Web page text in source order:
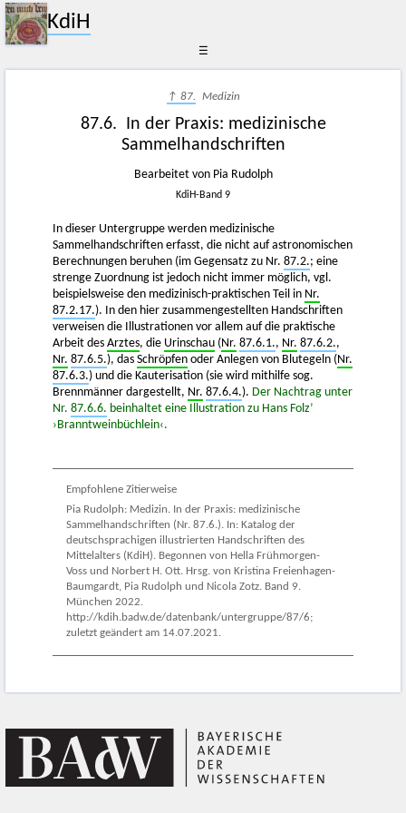
KdiH
☰
↑ 87. Medizin
87.6. In der Praxis: medizinische
Sammelhandschriften
Bearbeitet von Pia Rudolph
KdiH-Band 9
In dieser Untergruppe werden medizinische
Sammelhandschriften erfasst, die nicht auf astronomischen
Berechnungen beruhen (im Gegensatz zu Nr. 87.2.; eine
strenge Zuordnung ist jedoch nicht immer möglich, vgl.
beispielsweise den medizinisch-praktischen Teil in Nr.
87.2.17.). In den hier zusammengestellten Handschriften
verweisen die Illustrationen vor allem auf die praktische
Arbeit des Arztes, die Urinschau (Nr. 87.6.1., Nr. 87.6.2.,
Nr. 87.6.5.), das Schröpfen oder Anlegen von Blutegeln (Nr.
87.6.3.) und die Kauterisation (sie wird mithilfe sog.
Brennmänner dargestellt, Nr. 87.6.4.). Der Nachtrag unter
Nr. 87.6.6. beinhaltet eine Illustration zu Hans Folz’
›Branntweinbüchlein‹.
Empfohlene Zitierweise
Pia Rudolph: Medizin. In der Praxis: medizinische
Sammelhandschriften (Nr. 87.6.). In: Katalog der
deutschsprachigen illustrierten Handschriften des
Mittelalters (KdiH). Begonnen von Hella Frühmorgen-
Voss und Norbert H. Ott. Hrsg. von Kristina Freienhagen-
Baumgardt, Pia Rudolph und Nicola Zotz. Band 9.
München 2022.
http://kdih.badw.de/datenbank/untergruppe/87/6;
zuletzt geändert am 14.07.2021.